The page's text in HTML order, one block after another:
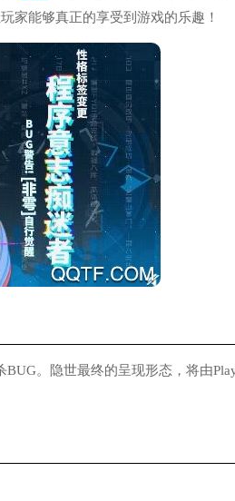
家能够真正的享受到游戏的乐趣！
。隐世最终的呈现形态，将由